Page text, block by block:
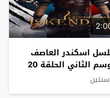
اسكندر العاصف
الموسم الثاني الحلقة 20